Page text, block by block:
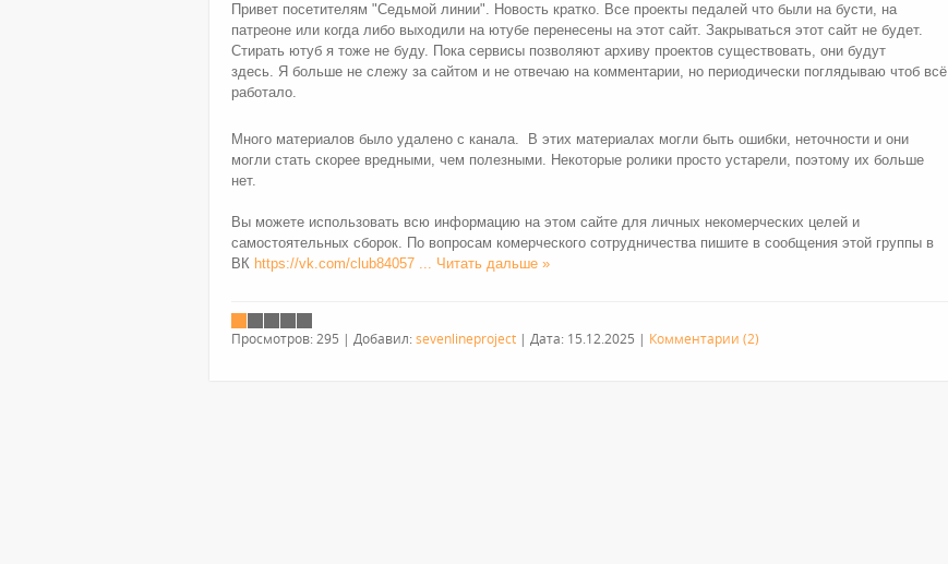
Привет посетителям "Седьмой линии". Новость кратко. Все проекты педалей что были на бусти, на
патреоне или когда либо выходили на ютубе перенесены на этот сайт. Закрываться этот сайт не будет.
Стирать ютуб я тоже не буду. Пока сервисы позволяют архиву проектов существовать, они будут
здесь. Я больше не слежу за сайтом и не отвечаю на комментарии, но периодически поглядываю чтоб всё
работало.
Много материалов было удалено с канала. В этих материалах могли быть ошибки, неточности и они
могли стать скорее вредными, чем полезными. Некоторые ролики просто устарели, поэтому их больше
нет.
Вы можете использовать всю информацию на этом сайте для личных некомерческих целей и
самостоятельных сборок. По вопросам комерческого сотрудничества пишите в сообщения этой группы в
ВК https://vk.com/club84057 ... Читать дальше »
Просмотров: 295 | Добавил: sevenlineproject | Дата: 15.12.2025 | Комментарии (2)